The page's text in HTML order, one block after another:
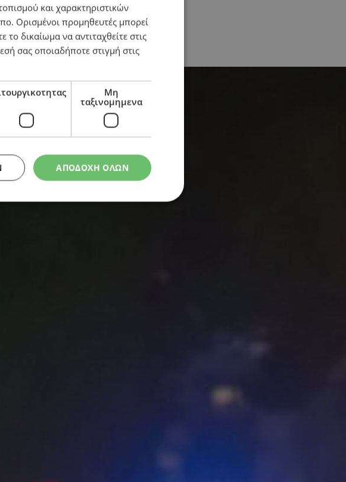
και χαρακτηριστικών
Ορισμένοι προμηθευτές μπορεί
το δικαίωμα να αντιταχθείτε στις
σας οποιαδήποτε στιγμή στις
Μη
ταξινομημενα
ΑΠΟΔΟΧΗ ΟΛΩΝ